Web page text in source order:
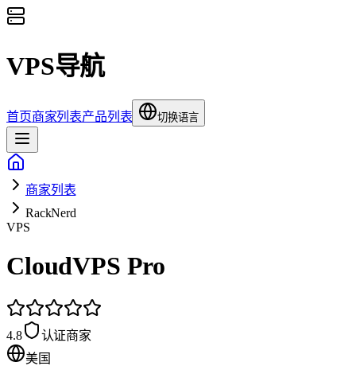
VPS导航
首页商家列表产品列表 切换语言
商家列表
RackNerd
VPS
CloudVPS Pro
4.8
认证商家
美国